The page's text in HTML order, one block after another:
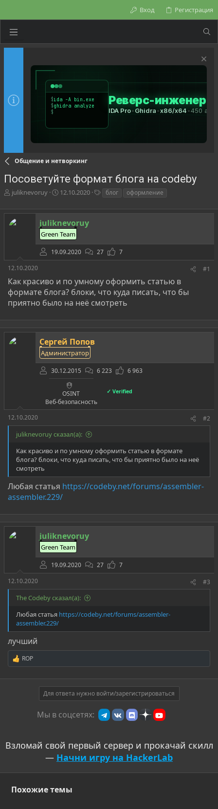
Вход Регистрация
Общение и нетворкинг
Посоветуйте формат блога на codeby
А
т
о
р
ы
juliknevoruy
Д
т
н
а
ч
а
л
12.10.2020
г
блог оформление
juliknevoruy
Green Team
19.09.2020 27
7
12.10.2020
#1
Как красиво и по умному оформить статью в
формате блога? блоки, что куда писать, что бы
приятно было на неё смотреть
Сергей Попов
Администратор
30.12.2015 6 223 6 963
OSINT
Веб-безопасность
✓ Verified
12.10.2020 #2
juliknevoruy сказал(а):
Как красиво и по умному оформить статью в формате
блога? блоки, что куда писать, что бы приятно было на неё
смотреть
Любая статья https://codeby.net/forums/assembler-
assembler.229/
juliknevoruy
Green Team
19.09.2020 27
7
12.10.2020
#3
The Codeby сказал(а):
Любая статья https://codeby.net/forums/assembler-
assembler.229/
лучший
Р
е
а
ROP
Для ответа нужно войти/зарегистрироваться
Мы в соцсетях:
Взломай свой первый сервер и прокачай скилл
— Начни игру на HackerLab
Похожие темы